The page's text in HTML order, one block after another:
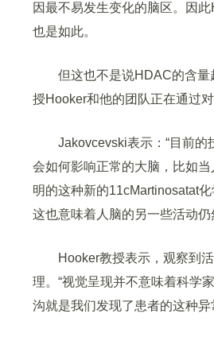
因最不易发生变化的脑区。因
也是如此。
但这也不是说HDAC的含量
授Hooker和他的团队正在通过
Jakovcevski表示：“目前的
会如何影响正常的大脑，比如
明的这种新的11cMartinosatat
这也意味着人脑的另一些活动仍
Hooker教授表示，观察到活
理。“视觉呈现并不意味着科学
沟就是我们发现了患者的这种